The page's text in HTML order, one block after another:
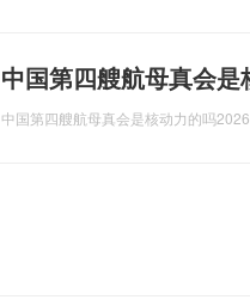
中国第四艘航母真会
中国第四艘航母真会是核动力的吗